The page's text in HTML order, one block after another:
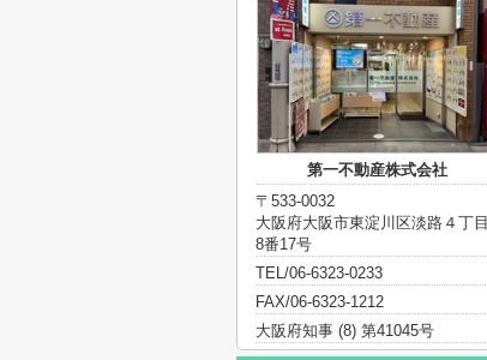
第一不動産株式会社
〒533-0032
大阪府大阪市東淀川区淡路４丁目
8番17号
TEL/06-6323-0233
FAX/06-6323-1212
大阪府知事 (8) 第41045号